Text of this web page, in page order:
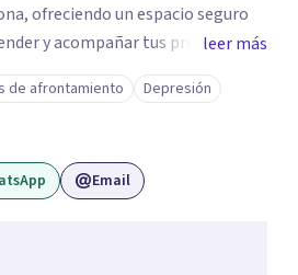
ofreciendo un espacio seguro
y acompañar tus procesos
ritmo. Creo firmemente en la
juntos herramientas que
la autonomía y el sentido de
duda y acordar una cita. Un
leer más
de afrontamiento
Depresión
Email